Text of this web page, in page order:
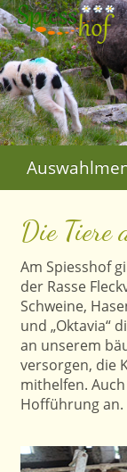
Die Tiere
Am Spiesshof
der Rasse
Schweine,
und „Oktavia“
an unserem
versorgen, die
mithelfen.
Hofführung an.